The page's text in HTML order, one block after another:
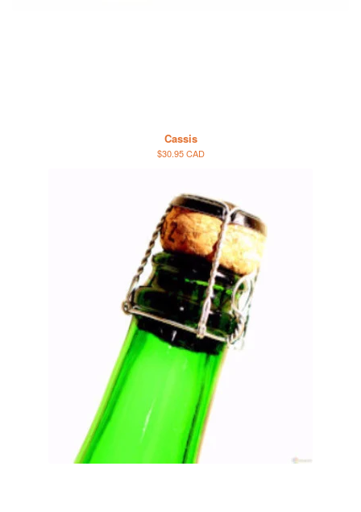
Cassis
$30.95 CAD